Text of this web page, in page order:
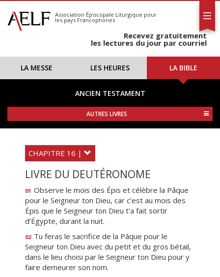
S'abonner
Calendrier
Association Épiscopale Liturgique pour
les pays Francophones
Recevez gratuitement
les lectures du jour par courriel
LA MESSE LES HEURES LA BIBLE
ANCIEN TESTAMENT
AUTRES LIVRES
CHAPITRE 16 |
LIVRE DU DEUTÉRONOME
01 Observe le mois des Épis et célèbre la Pâque
pour le Seigneur ton Dieu, car c’est au mois des
Épis que le Seigneur ton Dieu t’a fait sortir
d’Égypte, durant la nuit.
02 Tu feras le sacrifice de la Pâque pour le
Seigneur ton Dieu avec du petit et du gros bétail,
dans le lieu choisi par le Seigneur ton Dieu pour y
faire demeurer son nom.